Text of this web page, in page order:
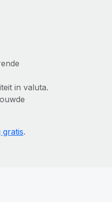
in valuta.
gratis.